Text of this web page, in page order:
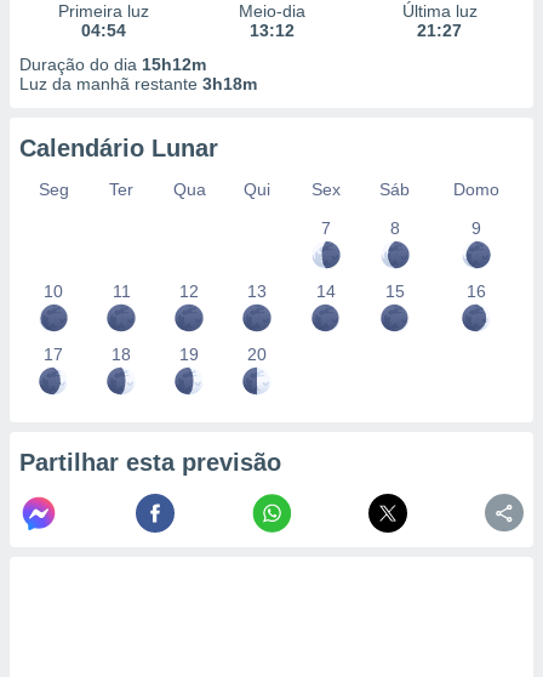
Primeira luz
04:54
Meio-dia
13:12
Última luz
21:27
Duração do dia 15h12m
Luz da manhã restante 3h18m
Calendário Lunar
Seg Ter Qua Qui Sex Sáb
Domo
7
8 9
10 11 12 13 14 15 16
17 18 19 20
Partilhar esta previsão